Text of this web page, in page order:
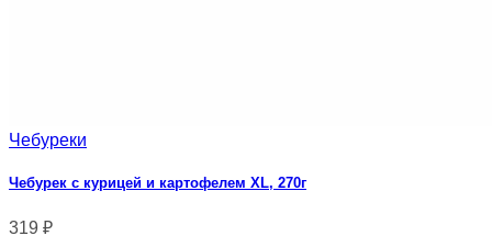
Чебуреки
Чебурек с курицей и картофелем XL, 270г
319 ₽